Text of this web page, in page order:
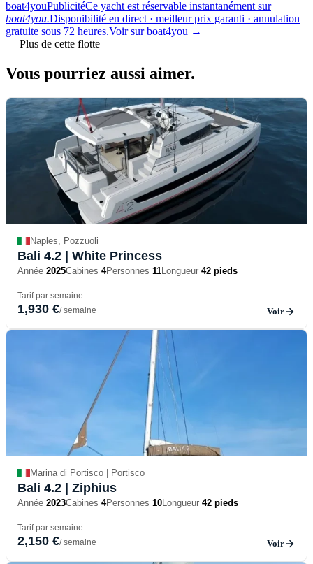
boat4youPublicitéCe yacht est réservable instantanément sur
boat4you.Disponibilité en direct · meilleur prix garanti · annulation
gratuite sous 72 heures.Voir sur boat4you →
— Plus de cette flotte
Vous pourriez aussi aimer.
Naples, Pozzuoli
Bali 4.2 | White Princess
Année 2025Cabines 4Personnes 11Longueur 42 pieds
Tarif par semaine
1,930 €/ semaine Voir
Marina di Portisco | Portisco
Bali 4.2 | Ziphius
Année 2023Cabines 4Personnes 10Longueur 42 pieds
Tarif par semaine
2,150 €/ semaine Voir